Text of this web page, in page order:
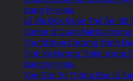
bang Virginia
Lễ Vía Đức Quán Thế Âm Bồ
Center ở Quận Fairfax
Thư Mời và Chương Trình
Tịnh Xá Hưong Thiền trong
Bang Virginia
Vạn Đức Tự Thông Báo Lễ